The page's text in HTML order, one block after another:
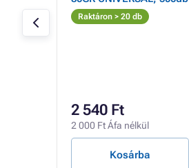
Raktáron > 20 db
2 540 Ft
2 000 Ft Áfa nélkül
Kosárba